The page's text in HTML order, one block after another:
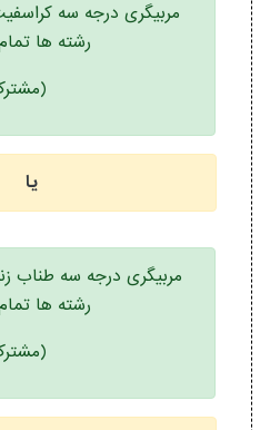
مربیگری درجه سه
رشته ها
یا
مربیگری درجه سه طناب
رشته ها